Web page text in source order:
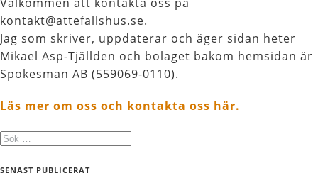
kontakt@attefallshus.se.
Jag som skriver, uppdaterar och äger sidan heter
Mikael Asp-Tjällden och bolaget bakom hemsidan är
Spokesman AB (559069-0110).
Läs mer om oss och kontakta oss här.
SENAST PUBLICERAT